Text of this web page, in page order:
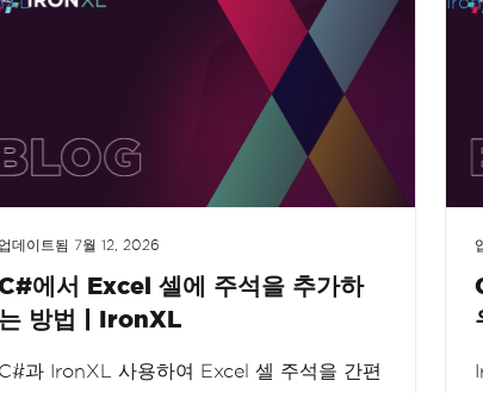
업데이트됨 7월 12, 2026
에서 Excel 셀에 주석을 추가하
는 방법 | IronXL
C#과 IronXL 사용하여 Excel 셀 주석을 간편